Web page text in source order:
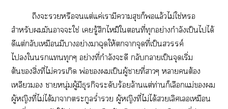
ถึงะหรือแต่แค่เามีาสุขก็แล้วไม่ใช่
สำหรับมันาะใช่ เรู้สึกไหม๊ใที่ทุกอย่างกำลังเป็นไได้
ดีแต่กลับเหมือนมีาอย่างาฉุดให้าจุดที่เป็นสวรรค์
ไใแทุกๆ อย่างที่กำลังะดี กลับกลายเป็นจุดเริ่ม
ต้นสิ่งที่ไม่เกิด พ่อเป็นผู้าที่าๆ าต้อง
เหลียว าหนุ่มผู้มีธุรกิจระดับร้อยล้านแต่ท่านก็เลือกแม่
ผู้หญิงที่ไม่ได้าาตระกูลร่ำรวย ผู้หญิงที่ไม่ได้เลิศเลอเหมือน